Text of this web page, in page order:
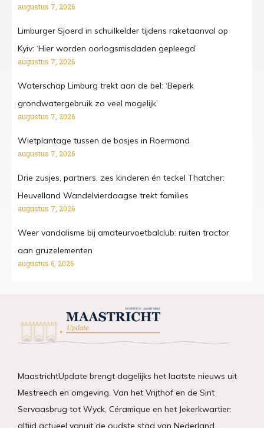
augustus 7, 2026
Limburger Sjoerd in schuilkelder tijdens raketaanval op
Kyiv: ‘Hier worden oorlogsmisdaden gepleegd’
augustus 7, 2026
Waterschap Limburg trekt aan de bel: ‘Beperk
grondwatergebruik zo veel mogelijk’
augustus 7, 2026
Wietplantage tussen de bosjes in Roermond
augustus 7, 2026
Drie zusjes, partners, zes kinderen én teckel Thatcher:
Heuvelland Wandelvierdaagse trekt families
augustus 7, 2026
Weer vandalisme bij amateurvoetbalclub: ruiten tractor
aan gruzelementen
augustus 6, 2026
MaastrichtUpdate brengt dagelijks het laatste nieuws uit
Mestreech en omgeving. Van het Vrijthof en de Sint
Servaasbrug tot Wyck, Céramique en het Jekerkwartier:
altijd actueel vanuit de oudste stad van Nederland.